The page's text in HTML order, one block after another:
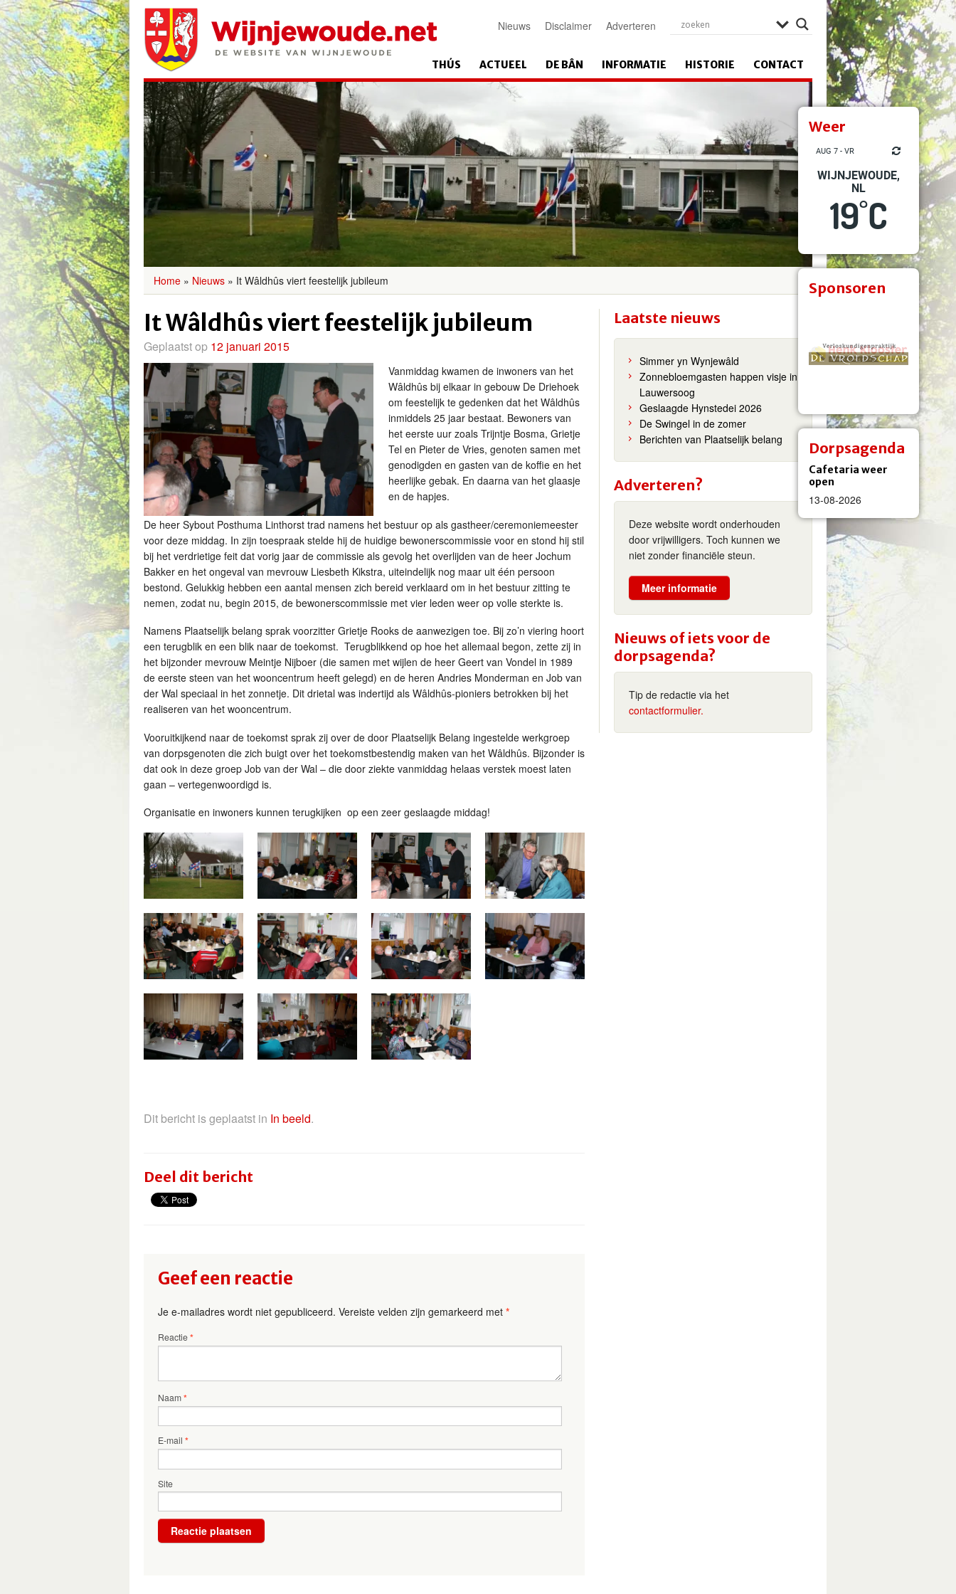
Weer
AUG 7 - VR
WIJNJEWOUDE,
NL
19°C
Sponsoren
Dorpsagenda
Cafetaria weer
open
13-08-2026
Nieuws Disclaimer Adverteren
THÚS ACTUEEL DE BÂN INFORMATIE HISTORIE CONTACT
Home » Nieuws » It Wâldhûs viert feestelijk jubileum
It Wâldhûs viert feestelijk jubileum
Geplaatst op 12 januari 2015
Vanmiddag kwamen de inwoners van het
Wâldhûs bij elkaar in gebouw De Driehoek
om feestelijk te gedenken dat het Wâldhûs
inmiddels 25 jaar bestaat. Bewoners van
het eerste uur zoals Trijntje Bosma, Grietje
Tel en Pieter de Vries, genoten samen met
genodigden en gasten van de koffie en het
heerlijke gebak. En daarna van het glaasje
en de hapjes.
De heer Sybout Posthuma Linthorst trad namens het bestuur op als gastheer/ceremoniemeester
voor deze middag. In zijn toespraak stelde hij de huidige bewonerscommissie voor en stond hij stil
bij het verdrietige feit dat vorig jaar de commissie als gevolg het overlijden van de heer Jochum
Bakker en het ongeval van mevrouw Liesbeth Kikstra, uiteindelijk nog maar uit één persoon
bestond. Gelukkig hebben een aantal mensen zich bereid verklaard om in het bestuur zitting te
nemen, zodat nu, begin 2015, de bewonerscommissie met vier leden weer op volle sterkte is.
Namens Plaatselijk belang sprak voorzitter Grietje Rooks de aanwezigen toe. Bij zo’n viering hoort
een terugblik en een blik naar de toekomst. Terugblikkend op hoe het allemaal begon, zette zij in
het bijzonder mevrouw Meintje Nijboer (die samen met wijlen de heer Geert van Vondel in 1989
de eerste steen van het wooncentrum heeft gelegd) en de heren Andries Monderman en Job van
der Wal speciaal in het zonnetje. Dit drietal was indertijd als Wâldhûs-pioniers betrokken bij het
realiseren van het wooncentrum.
Vooruitkijkend naar de toekomst sprak zij over de door Plaatselijk Belang ingestelde werkgroep
van dorpsgenoten die zich buigt over het toekomstbestendig maken van het Wâldhûs. Bijzonder is
dat ook in deze groep Job van der Wal – die door ziekte vanmiddag helaas verstek moest laten
gaan – vertegenwoordigd is.
Organisatie en inwoners kunnen terugkijken op een zeer geslaagde middag!
Dit bericht is geplaatst in In beeld.
Deel dit bericht
Geef een reactie
Je e-mailadres wordt niet gepubliceerd. Vereiste velden zijn gemarkeerd met *
Reactie*
Naam*
E-mail *
Site
Laatste nieuws
Simmer yn Wynjewâld
Zonnebloemgasten happen visje in
Lauwersoog
Geslaagde Hynstedei 2026
De Swingel in de zomer
Berichten van Plaatselijk belang
Adverteren?
Deze website wordt onderhouden
door vrijwilligers. Toch kunnen we
niet zonder financiële steun.
Meer informatie
Nieuws of iets voor de
dorpsagenda?
Tip de redactie via het
contactformulier.